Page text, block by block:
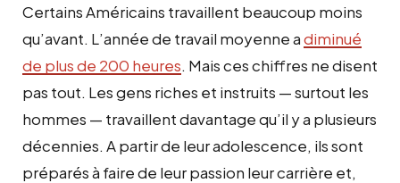
Certains Américains travaillent beaucoup moins
qu’avant. L’année de travail moyenne adiminué
de plus de 200 heures. Mais ces chiffres ne disent
pas tout. Les gens riches et instruits — surtout les
hommes — travaillent davantage qu’il y a plusieurs
décennies. A partir de leur adolescence, ils sont
préparés à faire de leur passion leur carrière et,